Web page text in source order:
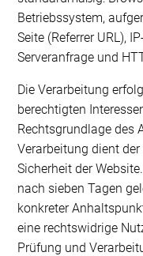
Betriebssystem,
Seite (Referrer URL),
Serveranfrage und
Die Verarbeitung
berechtigten
Rechtsgrundlage des
Verarbeitung dient
Sicherheit der
nach sieben Tagen
konkreter
eine rechtswidrige
Prüfung und